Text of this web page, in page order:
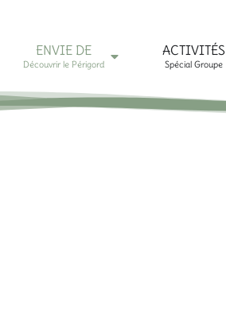
ENVIE DE
Découvrir le Périgord
ACTIVITÉS
Spécial Groupe